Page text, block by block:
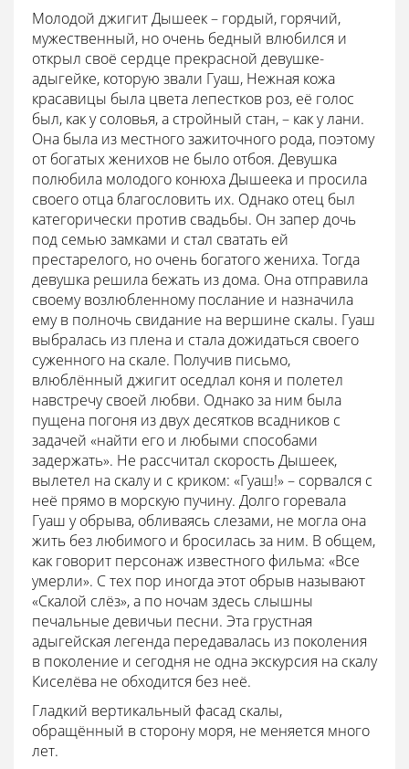
Молодой джигит Дышеек – гордый, горячий,
мужественный, но очень бедный влюбился и
открыл своё сердце прекрасной девушке-
адыгейке, которую звали Гуаш, Нежная кожа
красавицы была цвета лепестков роз, её голос
был, как у соловья, а стройный стан, – как у лани.
Она была из местного зажиточного рода, поэтому
от богатых женихов не было отбоя. Девушка
полюбила молодого конюха Дышеека и просила
своего отца благословить их. Однако отец был
категорически против свадьбы. Он запер дочь
под семью замками и стал сватать ей
престарелого, но очень богатого жениха. Тогда
девушка решила бежать из дома. Она отправила
своему возлюбленному послание и назначила
ему в полночь свидание на вершине скалы. Гуаш
выбралась из плена и стала дожидаться своего
суженного на скале. Получив письмо,
влюблённый джигит оседлал коня и полетел
навстречу своей любви. Однако за ним была
пущена погоня из двух десятков всадников с
задачей «найти его и любыми способами
задержать». Не рассчитал скорость Дышеек,
вылетел на скалу и с криком: «Гуаш!» – сорвался с
неё прямо в морскую пучину. Долго горевала
Гуаш у обрыва, обливаясь слезами, не могла она
жить без любимого и бросилась за ним. В общем,
как говорит персонаж известного фильма: «Все
умерли». С тех пор иногда этот обрыв называют
«Скалой слёз», а по ночам здесь слышны
печальные девичьи песни. Эта грустная
адыгейская легенда передавалась из поколения
в поколение и сегодня не одна экскурсия на скалу
Киселёва не обходится без неё.
Гладкий вертикальный фасад скалы,
обращённый в сторону моря, не меняется много
лет.